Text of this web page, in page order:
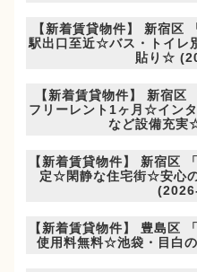
【新着賃貸物件】 新宿区
駅出口至近☆バス・トイレ
貼り☆
【新着賃貸物件】 新宿
フリーレント1ヶ月☆イン
など設備充
【新着賃貸物件】 新宿区
定☆閑静な住宅街☆安心
【新着賃貸物件】 豊島区
使用料無料☆池袋・目白